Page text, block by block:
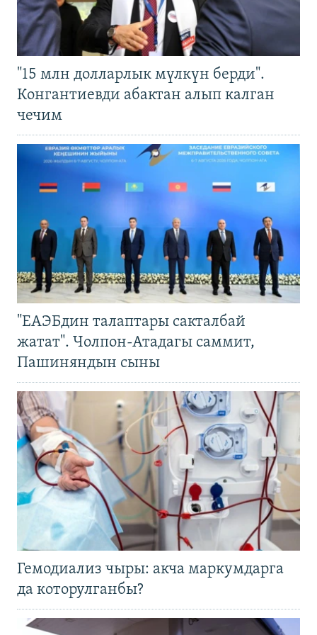
"15 млн долларлык мүлкүн берди".
Конгантиевди абактан алып калган
чечим
"ЕАЭБдин талаптары сакталбай
жатат". Чолпон-Атадагы саммит,
Пашиняндын сыны
Гемодиализ чыры: акча маркумдарга
да которулганбы?